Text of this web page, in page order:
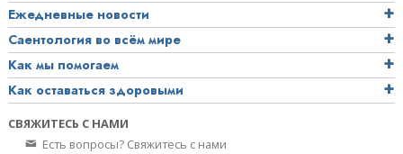
Ежедневные новости
Саентология во всём мире
Как мы помогаем
Как оставаться здоровыми
СВЯЖИТЕСЬ С НАМИ
Есть вопросы? Свяжитесь с нами